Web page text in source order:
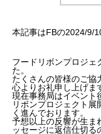
本記事はFBの2024/9/
フードリボンプロジェ
た。
たくさんの皆様のご協
心よりお礼申し上げま
現在事務局はイベント
リボンプロジェクト
く進んでおります。
予想以上の反響が生ま
ッセージに返信仕切る